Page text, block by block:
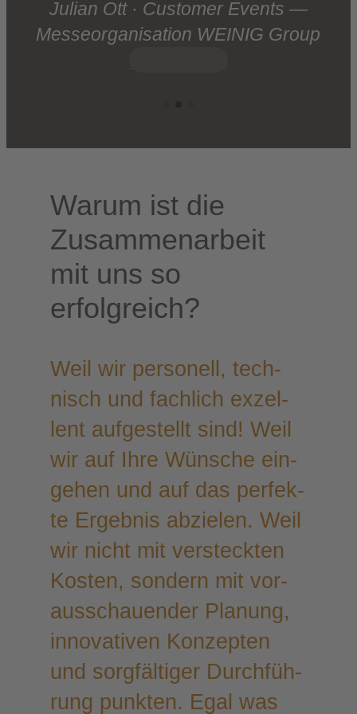
Juli­an Ott· Cus­to­mer Events —
Mes­se­or­ga­ni­sa­ti­on WEINIG Group
War­um ist die
Zusam­men­ar­beit
mit uns so
erfolgreich?
Weil wir per­so­nell, tech­
nisch und fach­lich exzel­
lent auf­ge­stellt sind! Weil
wir auf Ihre Wün­sche ein­
ge­hen und auf das per­fek­
te Ergeb­nis abzie­len. Weil
wir nicht mit ver­steck­ten
Kos­ten, son­dern mit vor­
aus­schau­en­der Pla­nung,
inno­va­ti­ven Kon­zep­ten
und sorg­fäl­ti­ger Durch­füh­
rung punk­ten. Egal was